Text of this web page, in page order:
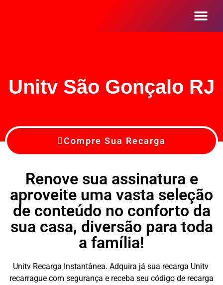
Unitv São Gonçalo RJ
Compre Sua Recarga
Renove sua assinatura e
aproveite uma vasta seleção
de conteúdo no conforto da
sua casa, diversão para toda
a família!
Unitv Recarga Instantânea. Adquira já sua recarga Unitv
recarrague com segurança e receba seu código de recarga